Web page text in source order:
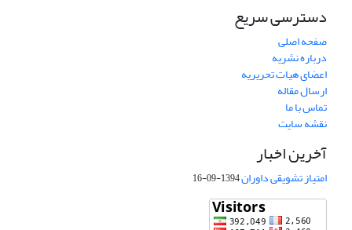
دسترسی سریع
صفحه اصلی
درباره نشریه
اعضای هیات تحریریه
ارسال مقاله
تماس با ما
نقشه سایت
آخرین اخبار
امتیاز تشویقی داوران1394-09-16